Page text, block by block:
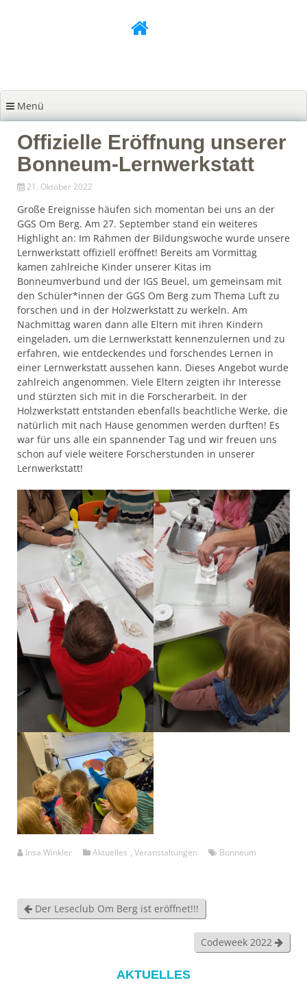
Menü
Offizielle Eröffnung unserer
Bonneum-Lernwerkstatt
21. Oktober 2022
Große Ereignisse häufen sich momentan bei uns an der
GGS Om Berg. Am 27. September stand ein weiteres
Highlight an: Im Rahmen der Bildungswoche wurde unsere
Lernwerkstatt offiziell eröffnet! Bereits am Vormittag
kamen zahlreiche Kinder unserer Kitas im
Bonneumverbund und der IGS Beuel, um gemeinsam mit
den Schüler*innen der GGS Om Berg zum Thema Luft zu
forschen und in der Holzwerkstatt zu werkeln. Am
Nachmittag waren dann alle Eltern mit ihren Kindern
eingeladen, um die Lernwerkstatt kennenzulernen und zu
erfahren, wie entdeckendes und forschendes Lernen in
einer Lernwerkstatt aussehen kann. Dieses Angebot wurde
zahlreich angenommen. Viele Eltern zeigten ihr Interesse
und stürzten sich mit in die Forscherarbeit. In der
Holzwerkstatt entstanden ebenfalls beachtliche Werke, die
natürlich mit nach Hause genommen werden durften! Es
war für uns alle ein spannender Tag und wir freuen uns
schon auf viele weitere Forscherstunden in unserer
Lernwerkstatt!
Insa Winkler Aktuelles , Veranstaltungen Bonneum
Der Leseclub Om Berg ist eröffnet!!!
Codeweek 2022
AKTUELLES